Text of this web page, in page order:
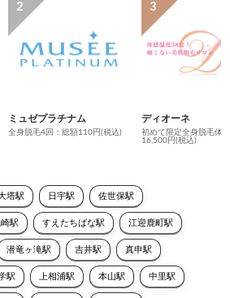
ミュゼプラチナム
全身脱毛4回：総額110円(税込)
ディオーネ
初めて限定全身脱毛体
16,500円(税込)
塔駅 日宇駅 佐世保駅
駅 すえたちばな駅 江迎鹿町駅
潜竜ヶ滝駅 吉井駅 真申駅
駅 上相浦駅 本山駅 中里駅